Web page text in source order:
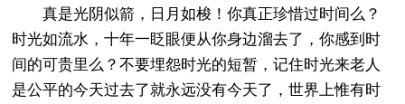
真是光阴似箭，日月如梭！你真正珍惜过时间么？
时光如流水，十年一眨眼便从你身边溜去了，你感到时
间的可贵里么？不要埋怨时光的短暂，记住时光来老人
是公平的今天过去了就永远没有今天了，世界上惟有时